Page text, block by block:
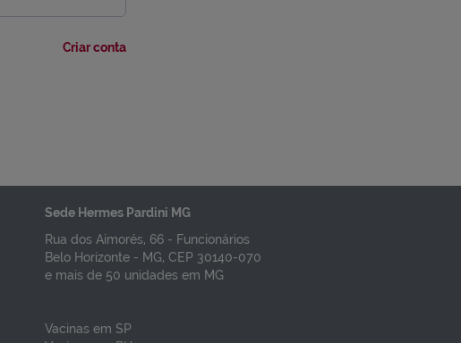
Criar conta
Sede Hermes Pardini MG
Rua dos Aimorés, 66 - Funcionários
Belo Horizonte - MG, CEP 30140-070
e mais de 50 unidades em MG
Vacinas em SP